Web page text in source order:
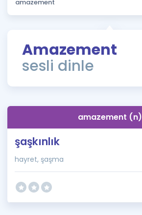
ÖSYM Sınav Takvimi
Kampanyalar
İngilizce Gramer
Amazement
sesli dinle
amazement (n)
şaşkınlık
hayret, şaşma